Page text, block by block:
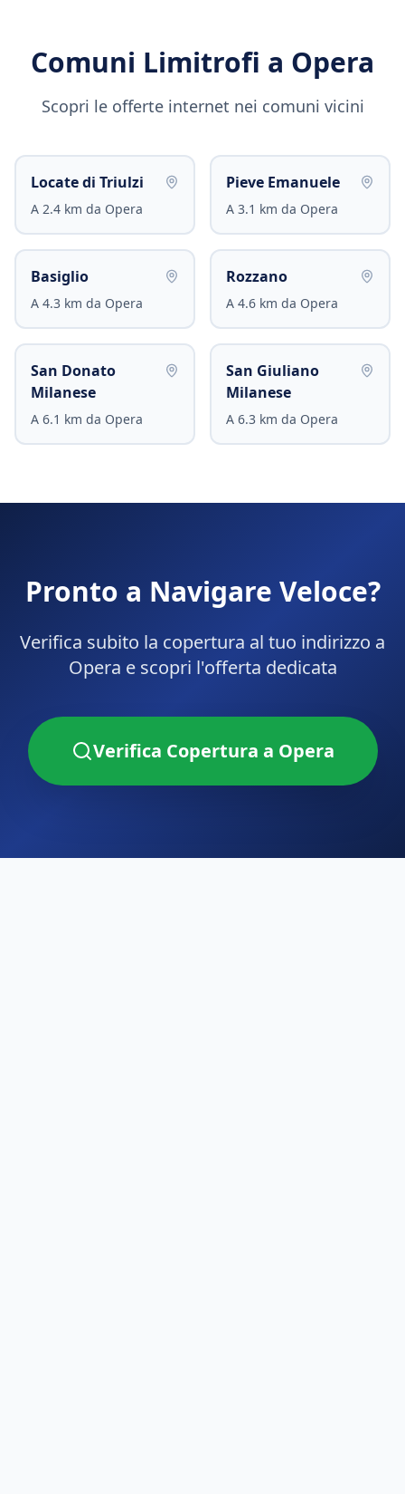
Comuni Limitrofi a Opera
Scopri le offerte internet nei comuni vicini
Locate di Triulzi
A 2.4 km da Opera
Pieve Emanuele
A 3.1 km da Opera
Basiglio
A 4.3 km da Opera
Rozzano
A 4.6 km da Opera
San Donato
Milanese
A 6.1 km da Opera
San Giuliano
Milanese
A 6.3 km da Opera
Pronto a Navigare Veloce?
Verifica subito la copertura al tuo indirizzo a
Opera e scopri l'offerta dedicata
Verifica Copertura a Opera